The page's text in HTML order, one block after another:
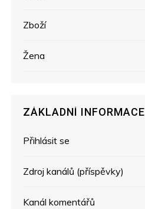
Zboží
Žena
ZÁKLADNÍ INFORMACE
Přihlásit se
Zdroj kanálů (příspěvky)
Kanál komentářů